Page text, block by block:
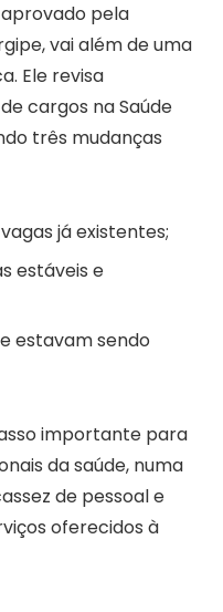
aprovado pela
vai além de uma
Ele revisa
cargos na Saúde
três mudanças
já existentes;
estáveis e
estavam sendo
importante para
da saúde, numa
de pessoal e
oferecidos à